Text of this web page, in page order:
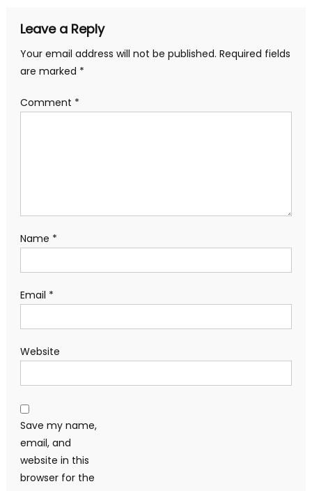
Leave a Reply
Your email address will not be published. Required fields
are marked *
Comment *
Name *
Email *
Website
Save my name,
email, and
website in this
browser for the